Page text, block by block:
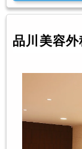
品川美容